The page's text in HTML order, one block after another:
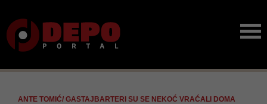
ANTE TOMIĆ/ GASTAJBARTERI SU SE NEKOĆ VRAĆALI DOMA